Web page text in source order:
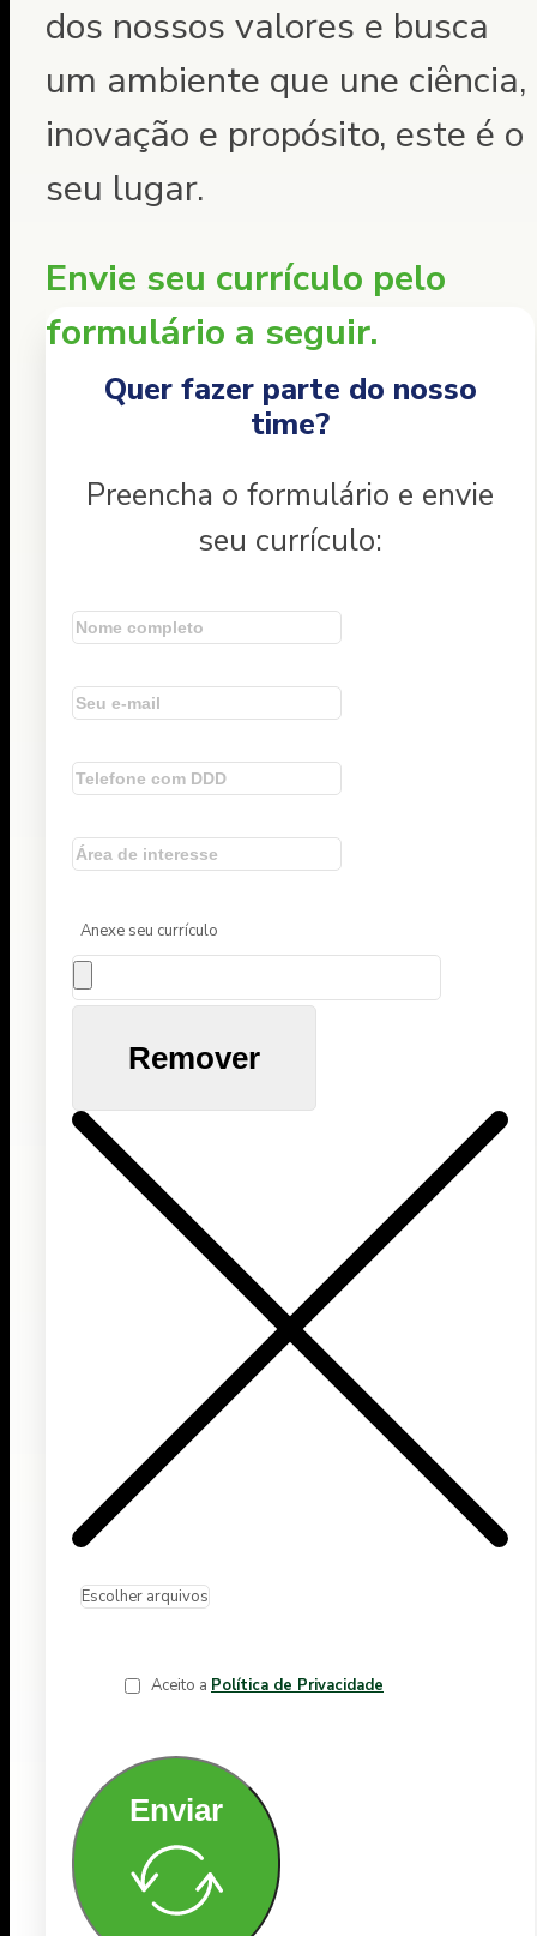
dos nossos valores e busca
um ambiente que une ciência,
inovação e propósito, este é o
seu lugar.
Envie seu currículo pelo
formulário a seguir.
Quer fazer parte do nosso
time?
Preencha o formulário e envie
seu currículo:
Anexe seu currículo
Remover
Escolher arquivos
Aceito a Política de Privacidade
Enviar